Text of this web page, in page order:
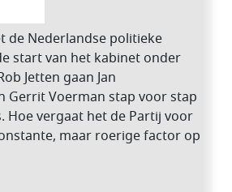
de Nederlandse politieke
start van het kabinet onder
Jetten gaan Jan
Gerrit Voerman stap voor stap
Hoe vergaat het de Partij voor
maar roerige factor op